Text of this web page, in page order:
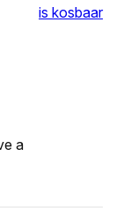
is kosbaar
a